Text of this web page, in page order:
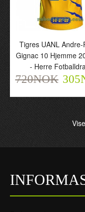
Tigres UANL
Tigres UANL Andre-
Gignac 10 Hjemme
- Herre
720NOK